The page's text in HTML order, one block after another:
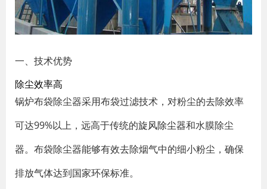
一、技术优势
除尘效率高
锅炉布袋除尘器采用布袋过滤技术，对粉尘的去除效率
可达99%以上，远高于传统的旋风除尘器和水膜除尘
器。布袋除尘器能够有效去除烟气中的细小粉尘，确保
排放气体达到国家环保标准。